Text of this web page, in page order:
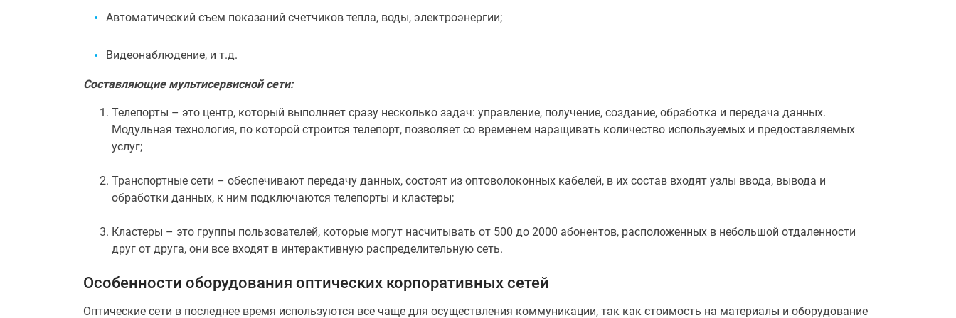
Автоматический съем показаний счетчиков тепла, воды, электроэнергии;
Видеонаблюдение, и т.д.
Составляющие мультисервисной сети:
Телепорты – это центр, который выполняет сразу несколько задач: управление, получение, создание, обработка и передача данных.
Модульная технология, по которой строится телепорт, позволяет со временем наращивать количество используемых и предоставляемых
услуг;
Транспортные сети – обеспечивают передачу данных, состоят из оптоволоконных кабелей, в их состав входят узлы ввода, вывода и
обработки данных, к ним подключаются телепорты и кластеры;
Кластеры – это группы пользователей, которые могут насчитывать от 500 до 2000 абонентов, расположенных в небольшой отдаленности
друг от друга, они все входят в интерактивную распределительную сеть.
Особенности оборудования оптических корпоративных сетей
Оптические сети в последнее время используются все чаще для осуществления коммуникации, так как стоимость на материалы и оборудование